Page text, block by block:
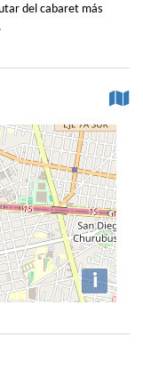
del cabaret más
i